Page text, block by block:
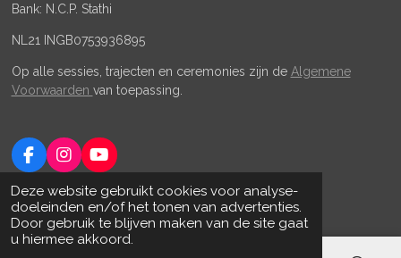
Deze website gebruikt cookies voor analyse-
doeleinden en/of het tonen van advertenties.
Door gebruik te blijven maken van de site gaat
u hiermee akkoord.
Bank: N.C.P. Stathi
NL21 INGB0753936895
Op alle sessies, trajecten en ceremonies zijn de Algemene
Voorwaarden van toepassing.
F
a
c
e
b
o
I
n
s
t
a
g
Y
o
u
T
u
b
Powered by JouwWeb